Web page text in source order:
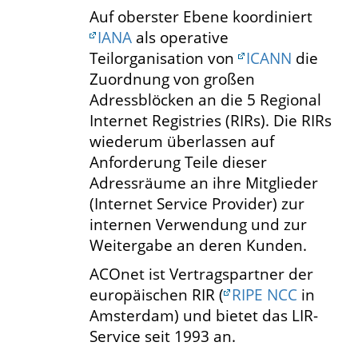
Auf oberster Ebene koordiniert
IANA als operative
Teilorganisation von
ICANN die
Zuordnung von großen
Adressblöcken an die 5 Regional
Internet Registries (RIRs). Die RIRs
wiederum überlassen auf
Anforderung Teile dieser
Adressräume an ihre Mitglieder
(Internet Service Provider) zur
internen Verwendung und zur
Weitergabe an deren Kunden.
ACOnet ist Vertragspartner der
europäischen RIR ( RIPE NCC in
Amsterdam) und bietet das LIR-
Service seit 1993 an.